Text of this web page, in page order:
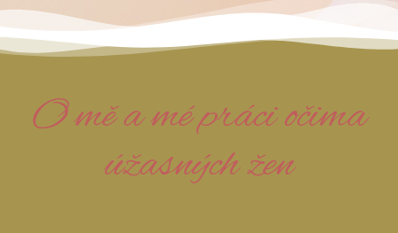
O mě a mé práci očima
úžasných žen